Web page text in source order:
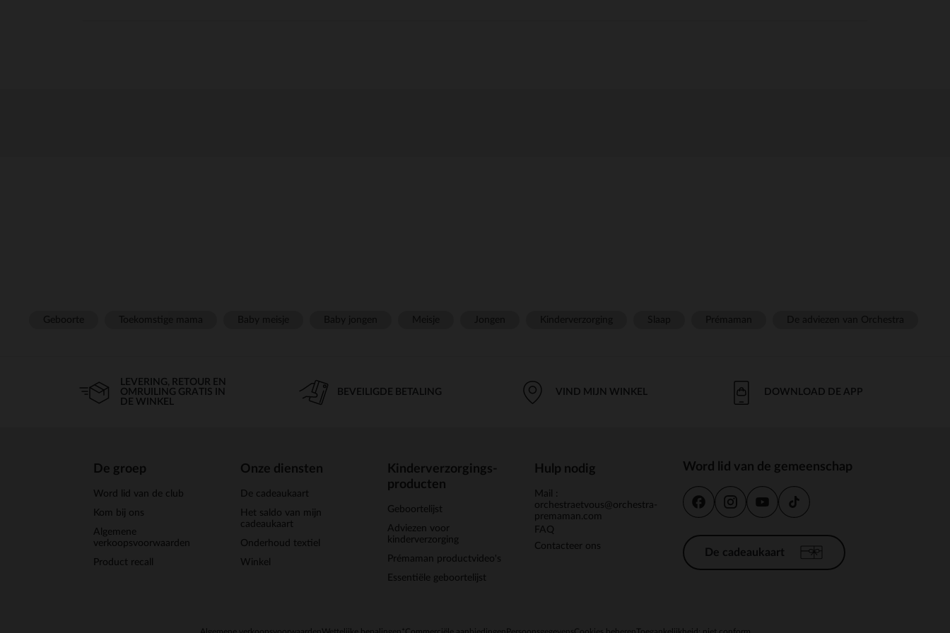
LEVERING, RETOUR EN
OMRUILING GRATIS IN
DE WINKEL
BEVEILIGDE BETALING VIND MIJN WINKEL DOWNLOAD DE APP
De groep
Word lid van de club
Kom bij ons
Algemene
verkoopsvoorwaarden
Product recall
Onze diensten
De cadeaukaart
Het saldo van mijn
cadeaukaart
Onderhoud textiel
Winkel
Kinderverzorgings-
producten
Geboortelijst
Adviezen voor
kinderverzorging
Prémaman productvideo's
Essentiële geboortelijst
Hulp nodig
Mail :
orchestraetvous@orchestra-
premaman.com
FAQ
Contacteer ons
Word lid van de gemeenschap
De cadeaukaart